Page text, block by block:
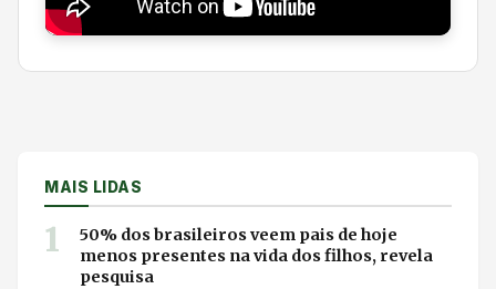
MAIS LIDAS
1
50% dos brasileiros veem pais de hoje
menos presentes na vida dos filhos, revela
pesquisa